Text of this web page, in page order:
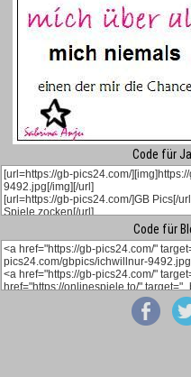
Code für
Code für